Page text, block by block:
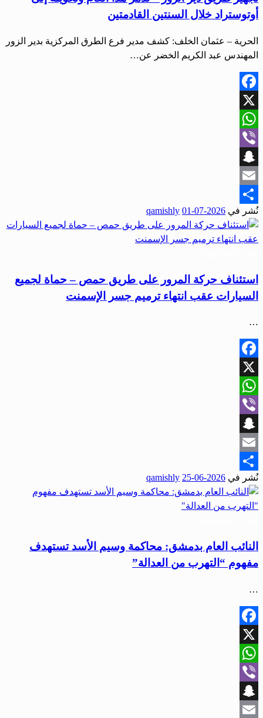
أوتوستراد خلال السنتين القادمتين
الحرية – عثمان الخلف: كشف مدير فرع الطرق المركزية بدير الزور
المهندس عبد الكريم الخضر عن…
Facebook
X
WhatsApp
Viber
Snapchat
Email
Share
نُشر في 2026-07-01
qamishly
استئناف حركة المرور على طريق حمص – حماة لجميع
السيارات عقب انتهاء ترميم جسر الإسمنت
…
Facebook
X
WhatsApp
Viber
Snapchat
Email
Share
نُشر في 2026-06-25
qamishly
النائب العام بدمشق: محاكمة وسيم الأسد تستهدف
مفهوم “التهرب من العدالة”
…
Facebook
X
WhatsApp
Viber
Snapchat